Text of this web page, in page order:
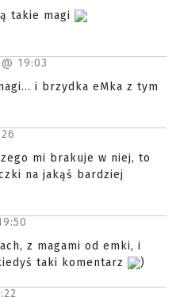
takie magi
19:03
i brzydka eMka z tym
mi brakuje w niej, to
na jakąś bardziej
z magami od emki, i
taki komentarz
)